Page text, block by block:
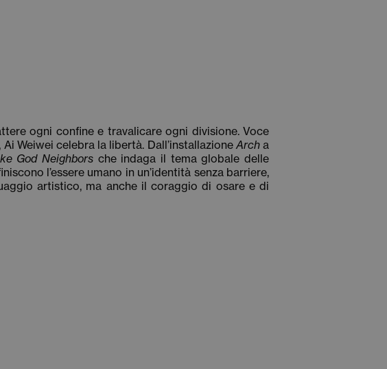
ogni confine e travalicare ogni divisione. Voce
Weiwei celebra la libertà. Dall’installazioneArcha
God Neighbors che indaga il tema globale delle
l’essere umano in un’identità senza barriere,
artistico, ma anche il coraggio di osare e di